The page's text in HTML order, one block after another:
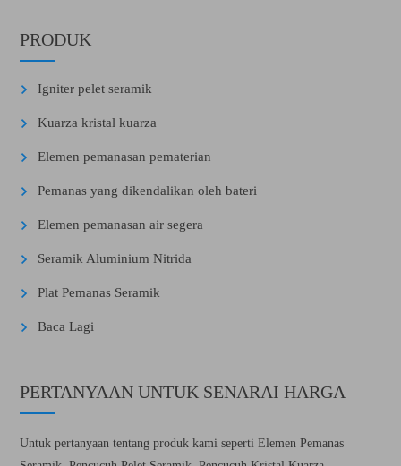
PRODUK
Igniter pelet seramik
Kuarza kristal kuarza
Elemen pemanasan pematerian
Pemanas yang dikendalikan oleh bateri
Elemen pemanasan air segera
Seramik Aluminium Nitrida
Plat Pemanas Seramik
Baca Lagi
PERTANYAAN UNTUK SENARAI HARGA
Untuk pertanyaan tentang produk kami seperti Elemen Pemanas